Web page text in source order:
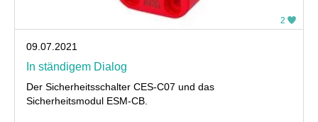
2
09.07.2021
In ständigem Dialog
Der Sicherheitsschalter CES-C07 und das
Sicherheitsmodul ESM-CB.